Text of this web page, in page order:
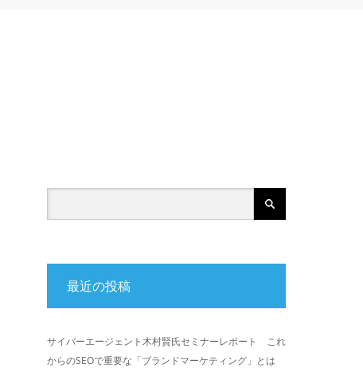
最近の投稿
サイバーエージェント木村賢氏セミナーレポート これ
からのSEOで重要な「ブランドマーケティング」とは